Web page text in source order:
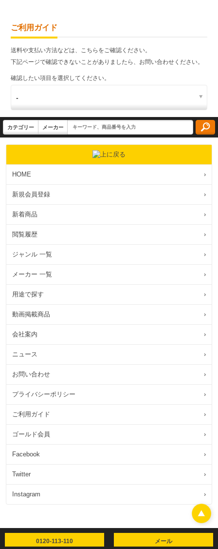
ご利用ガイド
送料や支払い方法などは、こちらをご確認ください。
下記ページで確認できないことがありましたら、お問い合わせください。
確認したい項目を選択してください。
HOME ›
新規会員登録 ›
新着商品 ›
閲覧履歴 ›
ジャンル 一覧 ›
メーカー 一覧 ›
用途で探す ›
動画掲載商品 ›
会社案内 ›
ニュース ›
お問い合わせ ›
プライバシーポリシー ›
ご利用ガイド ›
ゴールド会員 ›
Facebook ›
Twitter ›
Instagram ›
0120-113-110 メール